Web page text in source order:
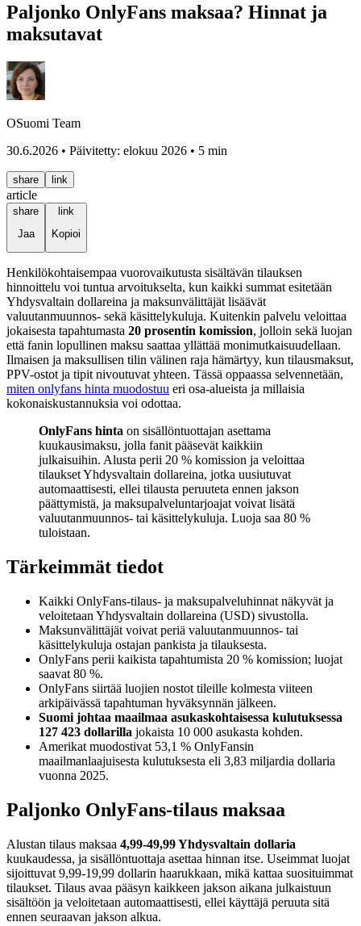
Paljonko OnlyFans maksaa? Hinnat ja
maksutavat
OSuomi Team
30.6.2026 • Päivitetty: elokuu 2026 • 5 min
share link
article
share
Jaa
link
Kopioi
Henkilökohtaisempaa vuorovaikutusta sisältävän tilauksen
hinnoittelu voi tuntua arvoitukselta, kun kaikki summat esitetään
Yhdysvaltain dollareina ja maksunvälittäjät lisäävät
valuutanmuunnos- sekä käsittelykuluja. Kuitenkin palvelu veloittaa
jokaisesta tapahtumasta 20 prosentin komission, jolloin sekä luojan
että fanin lopullinen maksu saattaa yllättää monimutkaisuudellaan.
Ilmaisen ja maksullisen tilin välinen raja hämärtyy, kun tilausmaksut,
PPV-ostot ja tipit nivoutuvat yhteen. Tässä oppaassa selvennetään,
miten onlyfans hinta muodostuu eri osa-alueista ja millaisia
kokonaiskustannuksia voi odottaa.
OnlyFans hinta on sisällöntuottajan asettama
kuukausimaksu, jolla fanit pääsevät kaikkiin
julkaisuihin. Alusta perii 20 % komission ja veloittaa
tilaukset Yhdysvaltain dollareina, jotka uusiutuvat
automaattisesti, ellei tilausta peruuteta ennen jakson
päättymistä, ja maksupalveluntarjoajat voivat lisätä
valuutanmuunnos- tai käsittelykuluja. Luoja saa 80 %
tuloistaan.
Tärkeimmät tiedot
Kaikki OnlyFans-tilaus- ja maksupalveluhinnat näkyvät ja
veloitetaan Yhdysvaltain dollareina (USD) sivustolla.
Maksunvälittäjät voivat periä valuutanmuunnos- tai
käsittelykuluja ostajan pankista ja tilauksesta.
OnlyFans perii kaikista tapahtumista 20 % komission; luojat
saavat 80 %.
OnlyFans siirtää luojien nostot tileille kolmesta viiteen
arkipäivässä tapahtuman hyväksynnän jälkeen.
Suomi johtaa maailmaa asukaskohtaisessa kulutuksessa
127 423 dollarilla jokaista 10 000 asukasta kohden.
Amerikat muodostivat 53,1 % OnlyFansin
maailmanlaajuisesta kulutuksesta eli 3,83 miljardia dollaria
vuonna 2025.
Paljonko OnlyFans-tilaus maksaa
Alustan tilaus maksaa 4,99-49,99 Yhdysvaltain dollaria
kuukaudessa, ja sisällöntuottaja asettaa hinnan itse. Useimmat luojat
sijoittuvat 9,99-19,99 dollarin haarukkaan, mikä kattaa suosituimmat
tilaukset. Tilaus avaa pääsyn kaikkeen jakson aikana julkaistuun
sisältöön ja veloitetaan automaattisesti, ellei käyttäjä peruuta sitä
ennen seuraavan jakson alkua.